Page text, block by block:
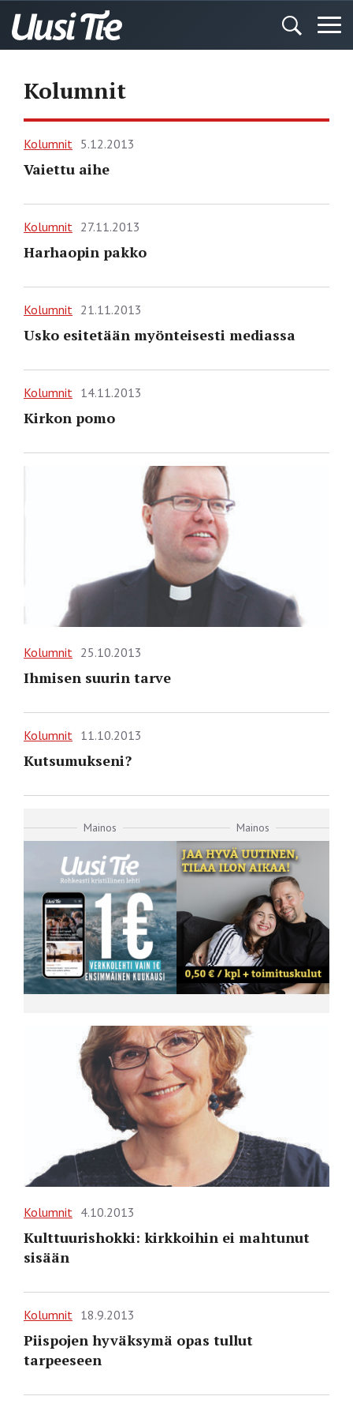
Kolumnit
Kolumnit 5.12.2013
Vaiettu aihe
Kolumnit 27.11.2013
Harhaopin pakko
Kolumnit 21.11.2013
Usko esitetään myönteisesti mediassa
Kolumnit 14.11.2013
Kirkon pomo
Kolumnit 25.10.2013
Ihmisen suurin tarve
Kolumnit 11.10.2013
Kutsumukseni?
Mainos Mainos
Kolumnit 4.10.2013
Kulttuurishokki: kirkkoihin ei mahtunut
sisään
Kolumnit 18.9.2013
Piispojen hyväksymä opas tullut
tarpeeseen